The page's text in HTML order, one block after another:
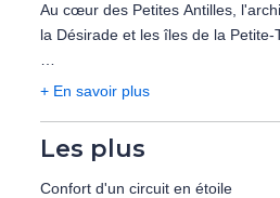
Au cœur des Petites Antilles,
la Désirade et les îles de la
Réservez votre séjour au
Gosier, sur une plage de sable
chambres confortables, ainsi que
+ En savoir plus
Les plus
Confort d'un circuit en étoile